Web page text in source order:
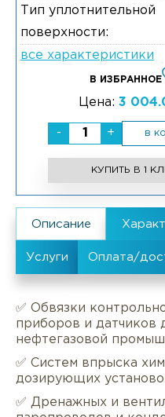
Тип уплотнительной
поверхности:
все характеристики
В ИЗБРАННОЕ
Цена: 3
- + в
КУПИТЬ В 1
✅ Обвязки
приборов и датчиков
нефтегазовой
✅ Систем впрыска
дозирующих
✅ Дренажных и